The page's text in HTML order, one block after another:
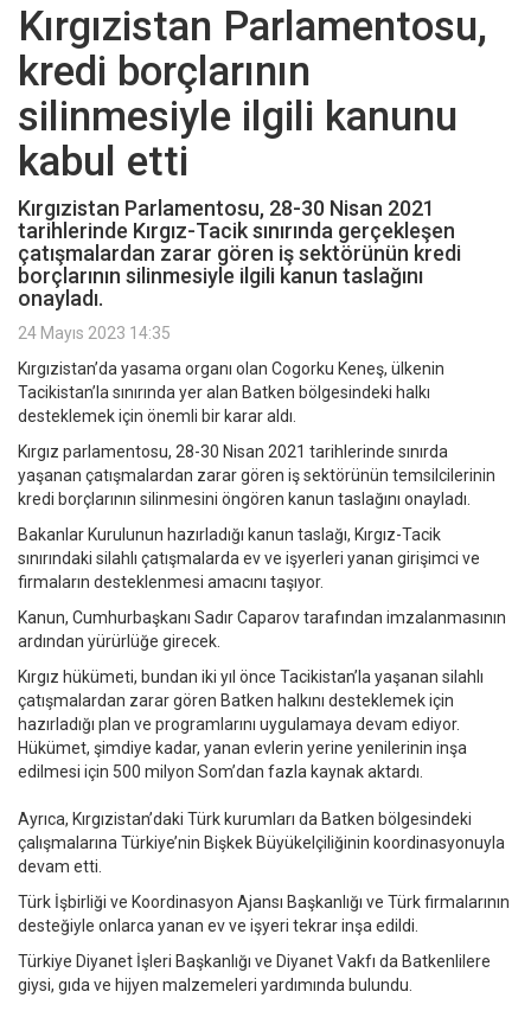
Kırgızistan Parlamentosu,
kredi borçlarının
silinmesiyle ilgili kanunu
kabul etti
Kırgızistan Parlamentosu, 28-30 Nisan 2021
tarihlerinde Kırgız-Tacik sınırında gerçekleşen
çatışmalardan zarar gören iş sektörünün kredi
borçlarının silinmesiyle ilgili kanun taslağını
onayladı.
24 Mayıs 2023 14:35
Kırgızistan’da yasama organı olan Cogorku Keneş, ülkenin
Tacikistan’la sınırında yer alan Batken bölgesindeki halkı
desteklemek için önemli bir karar aldı.
Kırgız parlamentosu, 28-30 Nisan 2021 tarihlerinde sınırda
yaşanan çatışmalardan zarar gören iş sektörünün temsilcilerinin
kredi borçlarının silinmesini öngören kanun taslağını onayladı.
Bakanlar Kurulunun hazırladığı kanun taslağı, Kırgız-Tacik
sınırındaki silahlı çatışmalarda ev ve işyerleri yanan girişimci ve
firmaların desteklenmesi amacını taşıyor.
Kanun, Cumhurbaşkanı Sadır Caparov tarafından imzalanmasının
ardından yürürlüğe girecek.
Kırgız hükümeti, bundan iki yıl önce Tacikistan’la yaşanan silahlı
çatışmalardan zarar gören Batken halkını desteklemek için
hazırladığı plan ve programlarını uygulamaya devam ediyor.
Hükümet, şimdiye kadar, yanan evlerin yerine yenilerinin inşa
edilmesi için 500 milyon Som’dan fazla kaynak aktardı.
Ayrıca, Kırgızistan’daki Türk kurumları da Batken bölgesindeki
çalışmalarına Türkiye’nin Bişkek Büyükelçiliğinin koordinasyonuyla
devam etti.
Türk İşbirliği ve Koordinasyon Ajansı Başkanlığı ve Türk firmalarının
desteğiyle onlarca yanan ev ve işyeri tekrar inşa edildi.
Türkiye Diyanet İşleri Başkanlığı ve Diyanet Vakfı da Batkenlilere
giysi, gıda ve hijyen malzemeleri yardımında bulundu.